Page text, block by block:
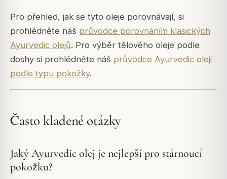
Pro přehled, jak se tyto oleje porovnávají, si
prohlédněte náš průvodce porovnáním klasických
Ayurvedic olejů. Pro výběr tělového oleje podle
doshy si prohlédněte náš průvodce Ayurvedic oleji
podle typu pokožky.
Často kladené otázky
Jaký Ayurvedic olej je nejlepší pro stárnoucí
pokožku?